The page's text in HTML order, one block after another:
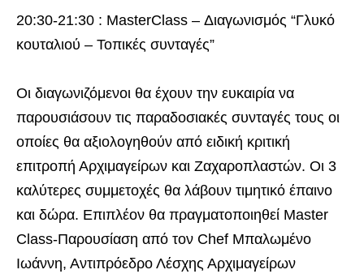
20:30-21:30 : MasterClass – Διαγωνισμός “Γλυκό
κουταλιού – Τοπικές συνταγές”
Οι διαγωνιζόμενοι θα έχουν την ευκαιρία να
παρουσιάσουν τις παραδοσιακές συνταγές τους οι
οποίες θα αξιολογηθούν από ειδική κριτική
επιτροπή Αρχιμαγείρων και Ζαχαροπλαστών. Οι 3
καλύτερες συμμετοχές θα λάβουν τιμητικό έπαινο
και δώρα. Επιπλέον θα πραγματοποιηθεί Master
Class-Παρουσίαση από τον Chef Μπαλωμένο
Ιωάννη, Αντιπρόεδρο Λέσχης Αρχιμαγείρων